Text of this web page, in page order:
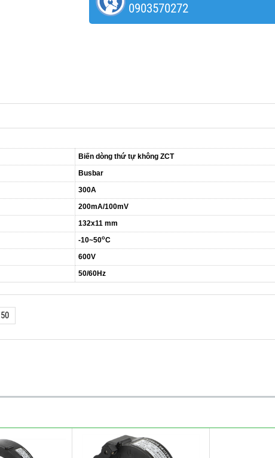
0903570272
Biến dòng thứ tự không ZCT
Busbar
300A
200mA/100mV
132x11 mm
-10~50oC
600V
50/60Hz